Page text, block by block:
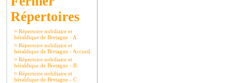
Répertoires
¤ Répertoire nobiliaire et
héraldique de Bretagne - A.
¤ Répertoire nobiliaire et
héraldique de Bretagne - Accueil.
¤ Répertoire nobiliaire et
héraldique de Bretagne - B.
¤ Répertoire nobiliaire et
héraldique de Bretagne - C.